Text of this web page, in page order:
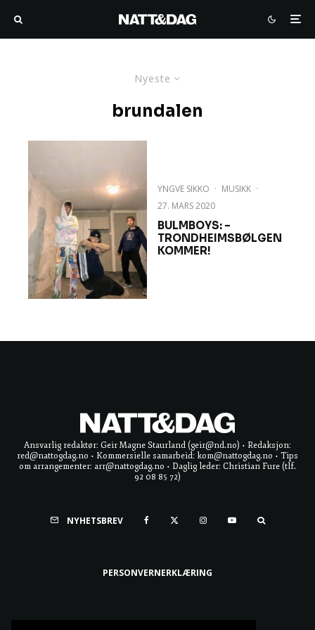
Nyeste
brundalen
YNGVE SIKKO · MUSIKK ·
27. MARS 2020
BULMBOYS: –
TRONDHEIMSBØLGEN
KOMMER!
Ansvarlig redaktør: Geir Magne Staurland (geir@nd.no) • Redaksjon:
red@nattogdag.no • Kommersielle samarbeid: kom@nattogdag.no • Tips
om arrangementer: arr@nattogdag.no • Daglig leder: Christian Fure (tlf.
92 08 85 72)
NYHETSBREV
PERSONVERNERKLÆRING